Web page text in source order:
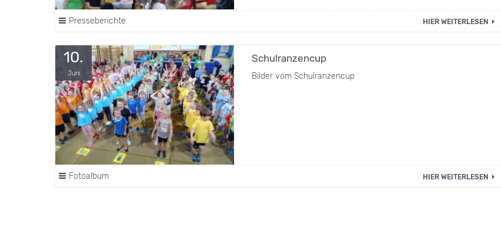
Presseberichte HIER WEITERLESEN
10.
Juni
Schulranzencup
Bilder vom Schulranzencup
Fotoalbum HIER WEITERLESEN